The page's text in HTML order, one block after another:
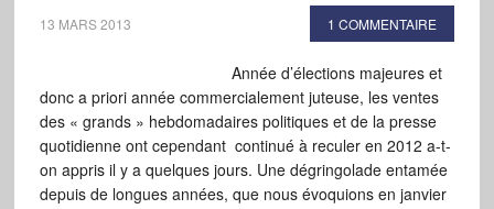
13 MARS 2013 1 COMMENTAIRE
Année d’élections majeures et
donc a priori année commercialement juteuse, les ventes
des « grands » hebdomadaires politiques et de la presse
quotidienne ont cependant continué à reculer en 2012 a-t-
on appris il y a quelques jours. Une dégringolade entamée
depuis de longues années, que nous évoquions en janvier